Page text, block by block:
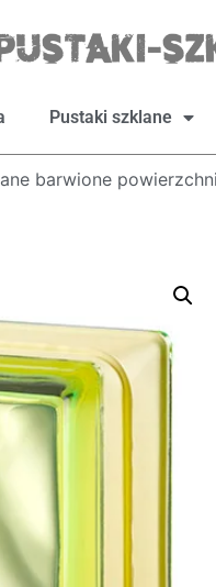
Pustaki szklane
barwione